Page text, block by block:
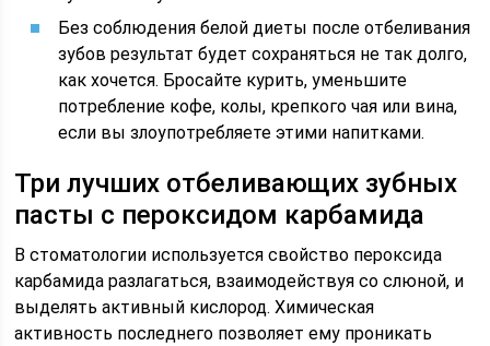
Без соблюдения белой диеты после отбеливания
зубов результат будет сохраняться не так долго,
как хочется. Бросайте курить, уменьшите
потребление кофе, колы, крепкого чая или вина,
если вы злоупотребляете этими напитками.
Три лучших отбеливающих зубных
пасты с пероксидом карбамида
В стоматологии используется свойство пероксида
карбамида разлагаться, взаимодействуя со слюной, и
выделять активный кислород. Химическая
активность последнего позволяет ему проникать